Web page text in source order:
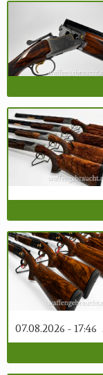
07.08.2026 - 17:46